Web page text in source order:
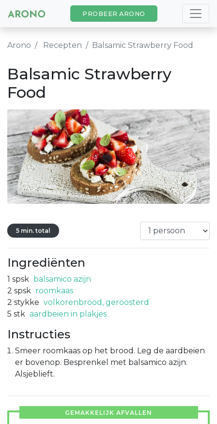
PROBEER ARONO
Arono Recepten Balsamic Strawberry Food
Balsamic Strawberry
Food
5 min. total
Ingrediënten
1 spsk balsamico azijn
2 spsk roomkaas
2 stykke volkorenbrood, geroosterd
5 stk aardbeien in plakjes
Instructies
Smeer roomkaas op het brood. Leg de aardbeien
er bovenop. Besprenkel met balsamico azijn.
Alsjeblieft.
GEMAKKELIJK AFVALLEN